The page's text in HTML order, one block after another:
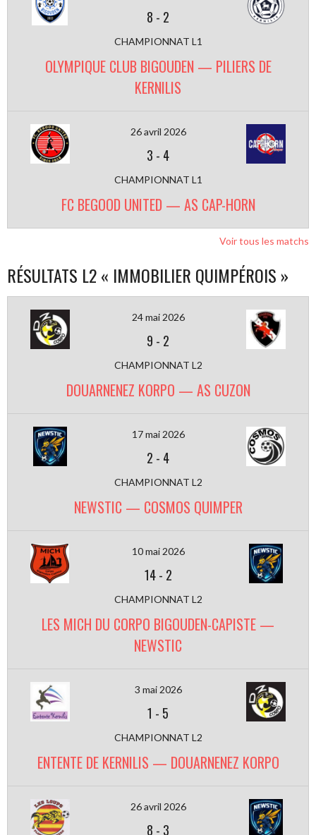
8 - 2
CHAMPIONNAT L1
OLYMPIQUE CLUB BIGOUDEN — PILIERS DE
KERNILIS
26 avril 2026
3 - 4
CHAMPIONNAT L1
FC BEGOOD UNITED — AS CAP-HORN
Voir tous les matchs
RÉSULTATS L2 « IMMOBILIER QUIMPÉROIS »
24 mai 2026
9 - 2
CHAMPIONNAT L2
DOUARNENEZ KORPO — AS CUZON
17 mai 2026
2 - 4
CHAMPIONNAT L2
NEWSTIC — COSMOS QUIMPER
10 mai 2026
14- 2
CHAMPIONNAT L2
LES MICH DU CORPO BIGOUDEN-CAPISTE —
NEWSTIC
3 mai 2026
1 - 5
CHAMPIONNAT L2
ENTENTE DE KERNILIS — DOUARNENEZ KORPO
26 avril 2026
8 - 3